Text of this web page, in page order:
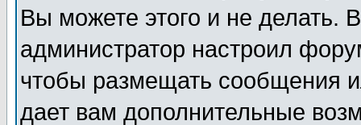
Вы можете этого и не делать.
администратор настроил
чтобы размещать сообщения
дает вам дополнительные